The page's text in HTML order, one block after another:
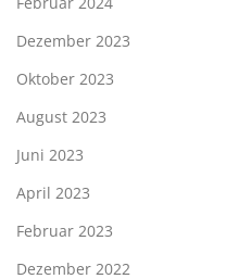
Dezember 2023
Oktober 2023
August 2023
Juni 2023
April 2023
Februar 2023
Dezember 2022